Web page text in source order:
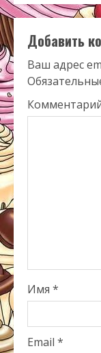
Добавить
Ваш адрес
Имя *
Email *